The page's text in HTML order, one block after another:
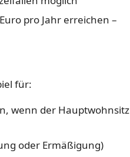
pro Jahr erreichen –
für:
wenn der Hauptwohnsitz
oder Ermäßigung)